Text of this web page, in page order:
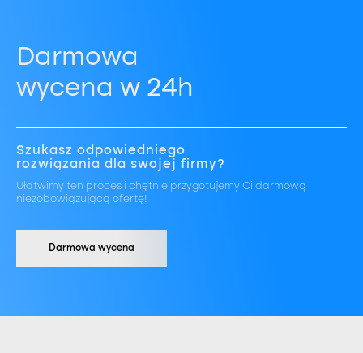
Darmowa
wycena w 24h
Szukasz odpowiedniego
rozwiązania dla swojej firmy?
Ułatwimy ten proces i chętnie przygotujemy Ci darmową i
niezobowiązującą ofertę!
Darmowa wycena